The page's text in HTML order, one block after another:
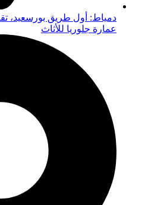
عمارة جلوريا للأثاث